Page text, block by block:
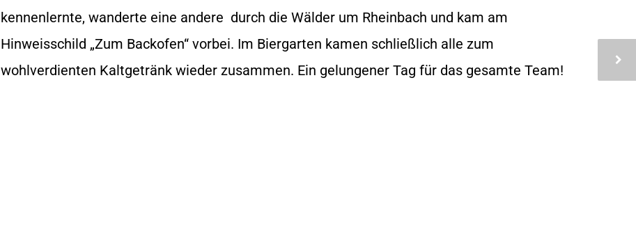
kennenlernte, wanderte eine andere durch die Wälder um Rheinbach und kam am
Hinweisschild „Zum Backofen“ vorbei. Im Biergarten kamen schließlich alle zum
wohlverdienten Kaltgetränk wieder zusammen. Ein gelungener Tag für das gesamte Team!